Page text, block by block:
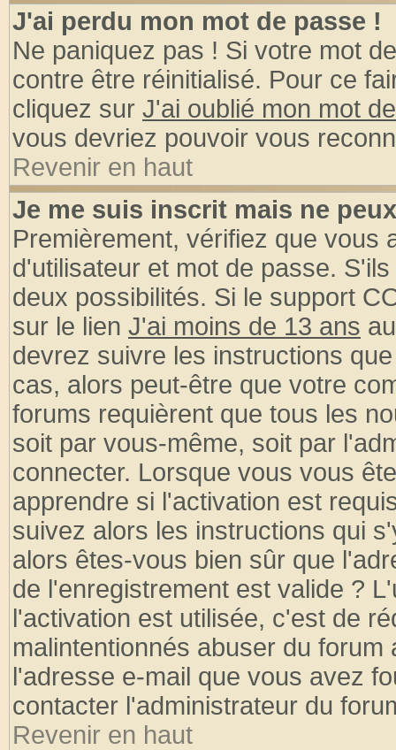
J'ai perdu mon mot de passe !
Ne paniquez pas ! Si votre mot
contre être réinitialisé. Pour ce
cliquez sur J'ai oublié mon mot
vous devriez pouvoir vous
Revenir en haut
Je me suis inscrit mais ne
Premièrement, vérifiez que vous
d'utilisateur et mot de passe.
deux possibilités. Si le support
sur le lien J'ai moins de 13 ans
devrez suivre les instructions
cas, alors peut-être que votre
forums requièrent que tous les
soit par vous-même, soit par
connecter. Lorsque vous vous
apprendre si l'activation est
suivez alors les instructions qui
alors êtes-vous bien sûr que
de l'enregistrement est valide ?
l'activation est utilisée, c'est de
malintentionnés abuser du
l'adresse e-mail que vous avez
contacter l'administrateur du
Revenir en haut